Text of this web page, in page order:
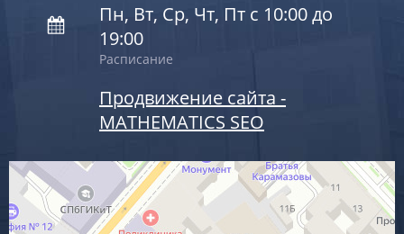
Пн, Вт, Ср, Чт, Пт с 10:00 до
19:00
Расписание
Продвижение сайта -
MATHEMATICS SEO